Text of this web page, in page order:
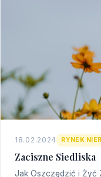
18.02.2024 RYNEK
Zaciszne Siedliska
Jak Oszczędzić i Żyć